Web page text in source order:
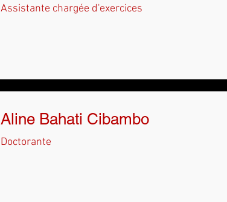
Assistante chargée d'exercices
Aline Bahati Cibambo
Doctorante